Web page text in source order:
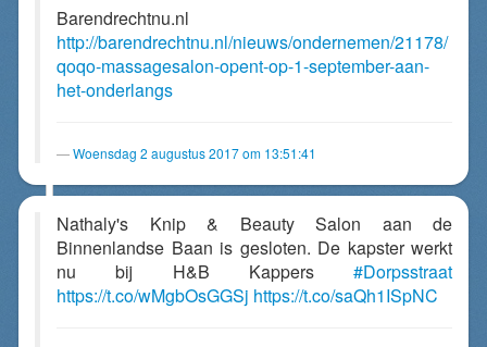
Barendrechtnu.nl
http://barendrechtnu.nl/nieuws/ondernemen/21178/
qoqo-massagesalon-opent-op-1-september-aan-
het-onderlangs
Woensdag 2 augustus 2017 om 13:51:41
Nathaly's Knip & Beauty Salon aan de
Binnenlandse Baan is gesloten. De kapster werkt
nu bij H&B Kappers #Dorpsstraat
https://t.co/wMgbOsGGSj https://t.co/saQh1ISpNC